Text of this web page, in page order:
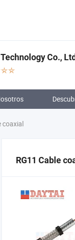
Co.,
coaxial
RG11 Cable